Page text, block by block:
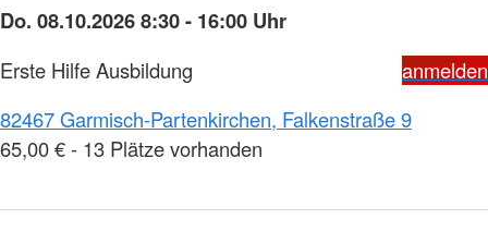
Do. 08.10.2026 8:30 - 16:00 Uhr
Erste Hilfe Ausbildung
anmelden
82467 Garmisch-Partenkirchen, Falkenstraße 9
65,00 € - 13 Plätze vorhanden